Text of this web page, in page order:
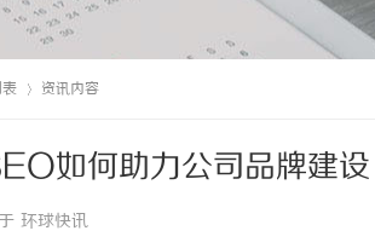
资讯内容
如何助力公司品牌建设
环球快讯